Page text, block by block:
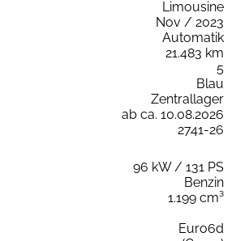
Limousine
Nov / 2023
Automatik
21.483 km
5
Blau
Zentrallager
ab ca. 10.08.2026
2741-26
96 kW / 131 PS
Benzin
1.199 cm³
Euro6d